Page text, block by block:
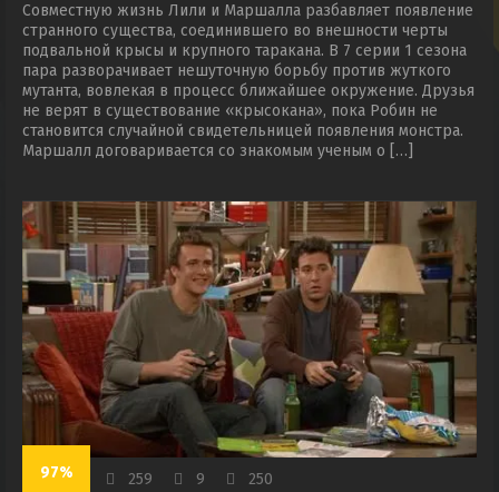
Совместную жизнь Лили и Маршалла разбавляет появление
странного существа, соединившего во внешности черты
подвальной крысы и крупного таракана. В 7 серии 1 сезона
пара разворачивает нешуточную борьбу против жуткого
мутанта, вовлекая в процесс ближайшее окружение. Друзья
не верят в существование «крысокана», пока Робин не
становится случайной свидетельницей появления монстра.
Маршалл договаривается со знакомым ученым о […]
97% 259 9 250